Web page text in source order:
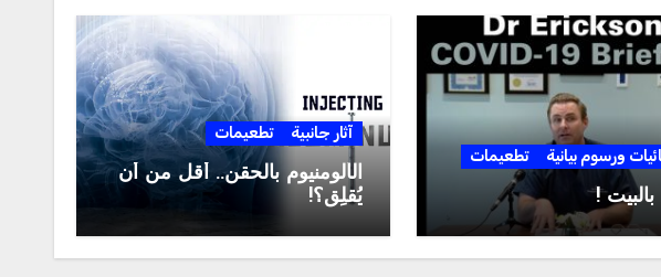
ورسوم بيانية تطعيمات
!
آثار جانبية تطعيمات
الألومنيوم بالحقن.. أقل من أن
يُقلِق؟!